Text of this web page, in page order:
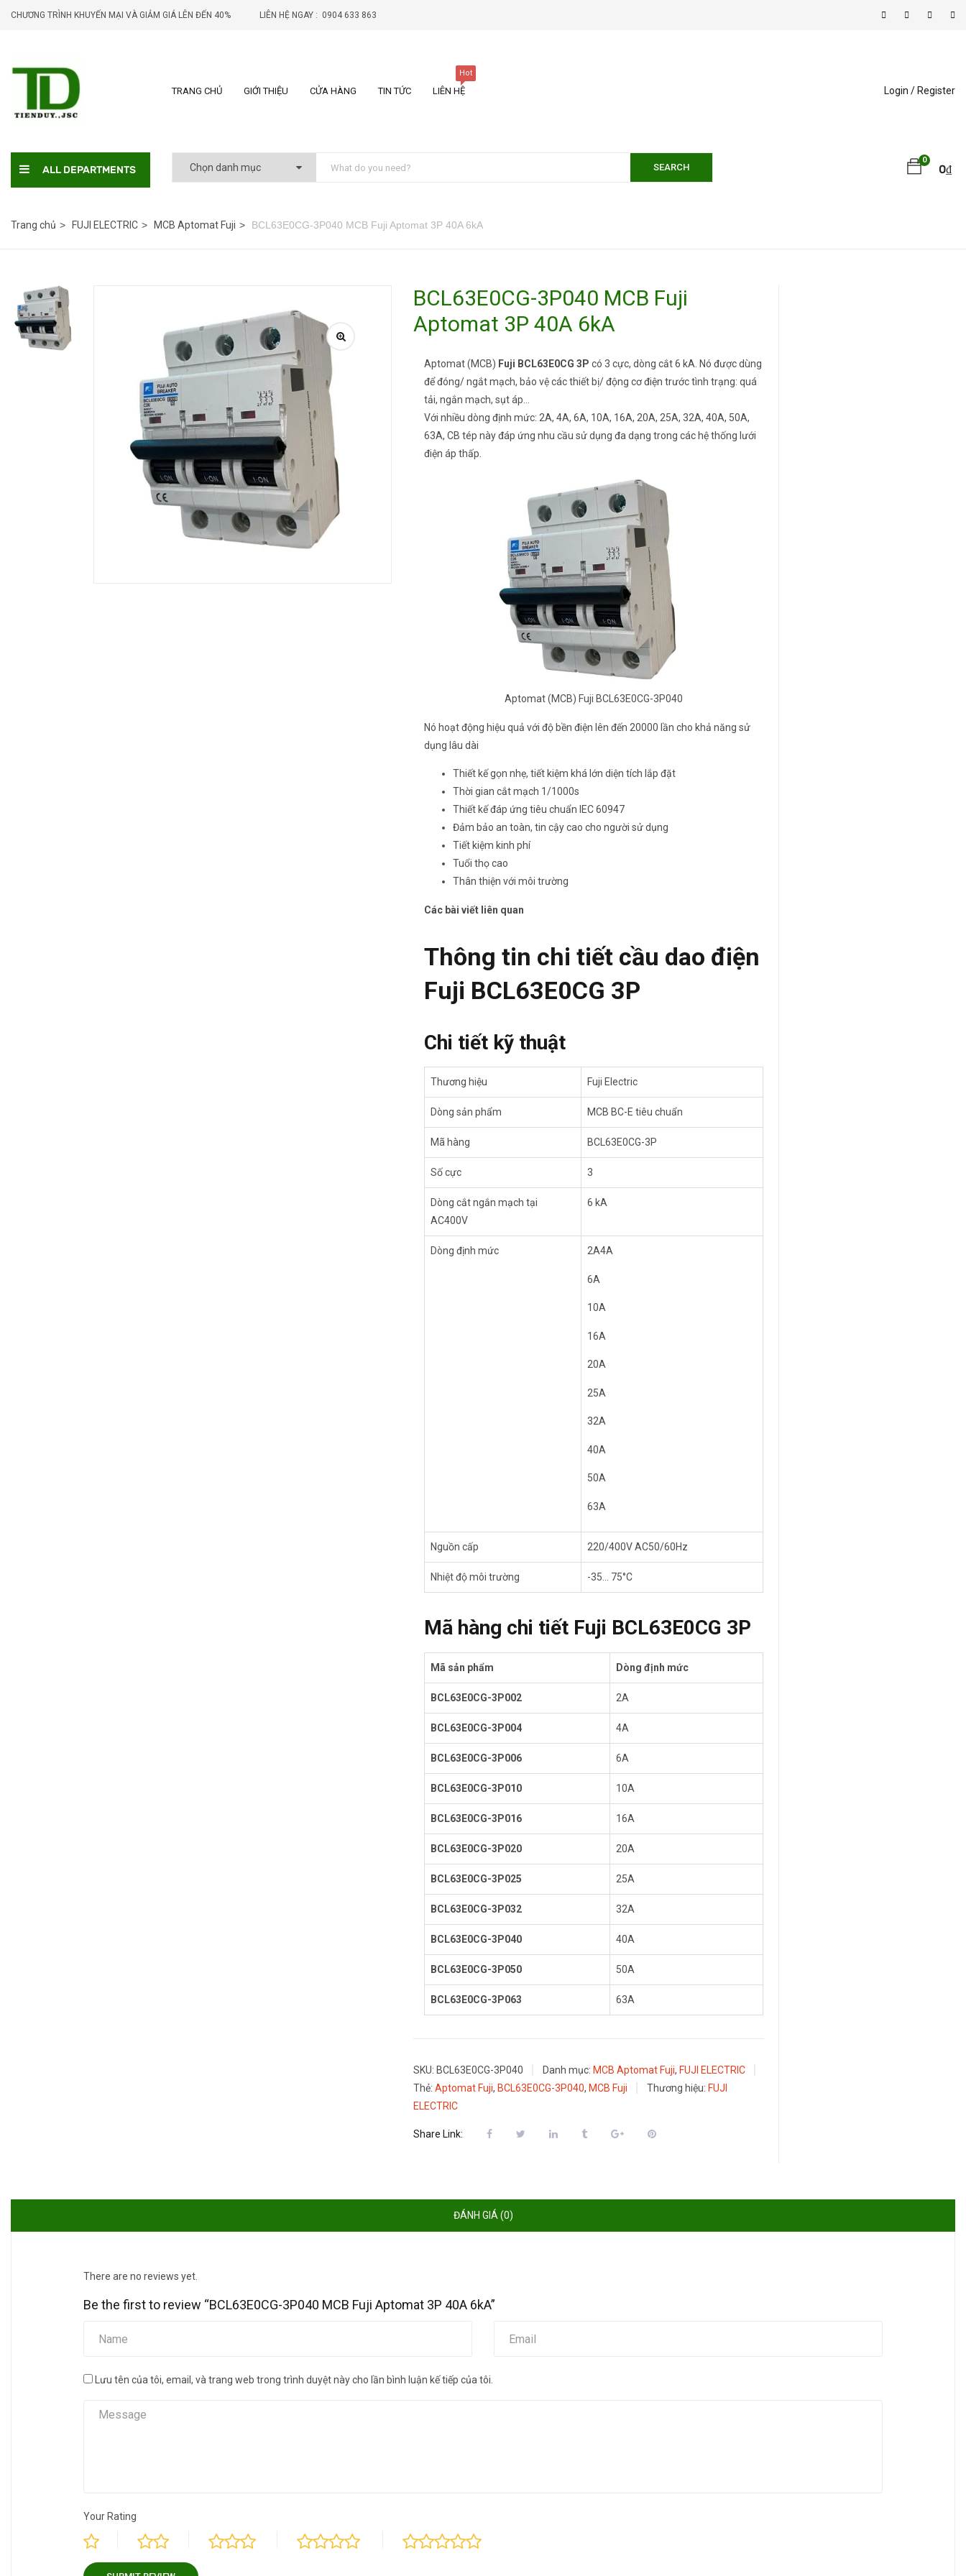
CHƯƠNG TRÌNH KHUYẾN MẠI VÀ GIẢM GIÁ LÊN ĐẾN 40% LIÊN HỆ NGAY : 0904 633 863
TRANG CHỦ GIỚI THIỆU CỬA HÀNG TIN TỨC LIÊN HỆ
Hot
Login / Register
ALL DEPARTMENTS SEARCH
0
0₫
Trang chủ FUJI ELECTRIC MCB Aptomat Fuji BCL63E0CG-3P040 MCB Fuji Aptomat 3P 40A 6kA
BCL63E0CG-3P040 MCB Fuji
Aptomat 3P 40A 6kA
Aptomat (MCB) Fuji BCL63E0CG 3P có 3 cực, dòng cắt 6 kA. Nó được dùng
để đóng/ ngắt mạch, bảo vệ các thiết bị/ động cơ điện trước tình trạng: quá
tải, ngắn mạch, sụt áp…
Với nhiều dòng định mức: 2A, 4A, 6A, 10A, 16A, 20A, 25A, 32A, 40A, 50A,
63A, CB tép này đáp ứng nhu cầu sử dụng đa dạng trong các hệ thống lưới
điện áp thấp.
Aptomat (MCB) Fuji BCL63E0CG-3P040
Nó hoạt động hiệu quả với độ bền điện lên đến 20000 lần cho khả năng sử
dụng lâu dài
Thiết kế gọn nhẹ, tiết kiệm khá lớn diện tích lắp đặt
Thời gian cắt mạch 1/1000s
Thiết kế đáp ứng tiêu chuẩn IEC 60947
Đảm bảo an toàn, tin cậy cao cho người sử dụng
Tiết kiệm kinh phí
Tuổi thọ cao
Thân thiện với môi trường
Các bài viết liên quan
Thông tin chi tiết cầu dao điện
Fuji BCL63E0CG 3P
Chi tiết kỹ thuật
Thương hiệu Fuji Electric
Dòng sản phẩm MCB BC-E tiêu chuẩn
Mã hàng BCL63E0CG-3P
Số cực 3
Dòng cắt ngắn mạch tại
AC400V
6 kA
Dòng định mức 2A4A
6A
10A
16A
20A
25A
32A
40A
50A
63A
Nguồn cấp 220/400V AC50/60Hz
Nhiệt độ môi trường -35… 75°C
Mã hàng chi tiết Fuji BCL63E0CG 3P
Mã sản phẩm Dòng định mức
BCL63E0CG-3P002 2A
BCL63E0CG-3P004 4A
BCL63E0CG-3P006 6A
BCL63E0CG-3P010 10A
BCL63E0CG-3P016 16A
BCL63E0CG-3P020 20A
BCL63E0CG-3P025 25A
BCL63E0CG-3P032 32A
BCL63E0CG-3P040 40A
BCL63E0CG-3P050 50A
BCL63E0CG-3P063 63A
SKU: BCL63E0CG-3P040 Danh mục: MCB Aptomat Fuji, FUJI ELECTRIC
Thẻ: Aptomat Fuji, BCL63E0CG-3P040, MCB Fuji Thương hiệu: FUJI
ELECTRIC
Share Link:
ĐÁNH GIÁ (0)
There are no reviews yet.
Be the first to review “BCL63E0CG-3P040 MCB Fuji Aptomat 3P 40A 6kA”
Lưu tên của tôi, email, và trang web trong trình duyệt này cho lần bình luận kế tiếp của tôi.
Your Rating